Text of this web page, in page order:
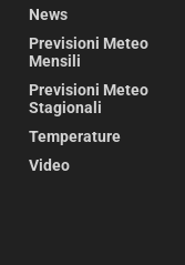
News
Previsioni Meteo
Mensili
Previsioni Meteo
Stagionali
Temperature
Video